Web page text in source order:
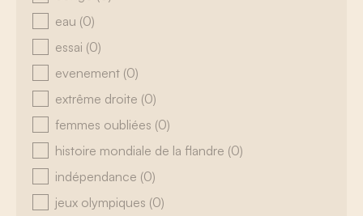
eau (0)
essai (0)
evenement (0)
extrême droite (0)
femmes oubliées (0)
histoire mondiale de la flandre (0)
indépendance (0)
jeux olympiques (0)